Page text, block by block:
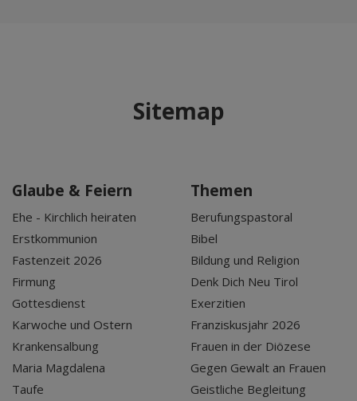
Sitemap
Glaube & Feiern
Ehe - Kirchlich heiraten
Erstkommunion
Fastenzeit 2026
Firmung
Gottesdienst
Karwoche und Ostern
Krankensalbung
Maria Magdalena
Taufe
Themen
Berufungspastoral
Bibel
Bildung und Religion
Denk Dich Neu Tirol
Exerzitien
Franziskusjahr 2026
Frauen in der Diözese
Gegen Gewalt an Frauen
Geistliche Begleitung